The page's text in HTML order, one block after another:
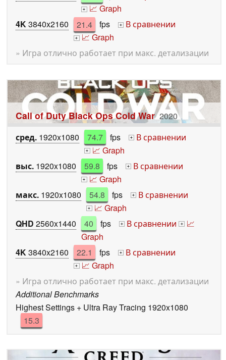
+ 📈 Graph
4K3840x2160 21.4 fps + В сравнении
+ 📈 Graph
» Игра отлично работает при макс. детализации
Call of Duty Black Ops Cold War 2020
сред. 1920x1080 74.7 fps + В сравнении
+ 📈 Graph
выс. 1920x1080 59.8 fps + В сравнении
+ 📈 Graph
макс. 1920x1080 54.8 fps + В сравнении
+ 📈 Graph
QHD 2560x1440 40 fps + В сравнении + 📈
Graph
4K3840x2160 22.1 fps + В сравнении
+ 📈 Graph
» Игра отлично работает при макс. детализации
Additional Benchmarks
Highest Settings + Ultra Ray Tracing 1920x1080
15.3